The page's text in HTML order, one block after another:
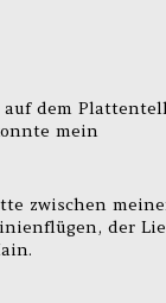
dem
mein
zwischen
der